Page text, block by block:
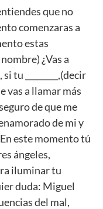
que no
comenzaras a
estas
¿Vas a
tu ________,(decir
vas a llamar más
de que me
de mi y
este momento tú
ángeles,
iluminar tu
duda: Miguel
del mal,